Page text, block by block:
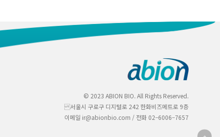
© 2023 ABION BIO. All Rights Reserved.
서울시 구로구 디지털로 242 한화비즈메트로 9층
이메일 ir@abionbio.com / 전화 02–6006–7657